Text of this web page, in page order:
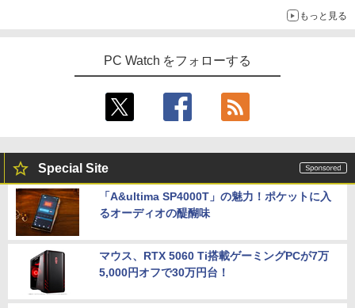
モニター 21.5インチ/23.8インチ/27イン
チ フルhd 高画質 100Hz VA ノングレア
ハイビジョン 21インチ 液晶モニター ア
イリスオーヤマ DT-JF *
￥11,980
【2026年最新改良版・高級金属製】【タ
ッチ選択】モバイルモニター 15.6インチ
タッチパネル ワイヤレス接続 電池内蔵
自立スタンド モバイルモニター スタンド
ゲーミングモニター 1080PフルHD 高画
￥14,580
￥2,750
もっと見る
PC Watch をフォローする
Special Site
「A&ultima SP4000T」の魅力！ポケットに入
るオーディオの醍醐味
マウス、RTX 5060 Ti搭載ゲーミングPCが7万
5,000円オフで30万円台！